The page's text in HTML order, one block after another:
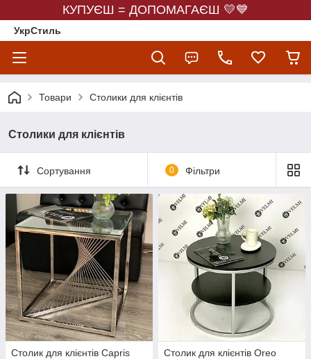
КУПУЄШ = ДОПОМАГАЄШ 💛💙
УкрСтиль
Товари Столики для клієнтів
Столики для клієнтів
Сортування 0 Фільтри
Столик для клієнтів Capris
Столик для клієнтів Oreo